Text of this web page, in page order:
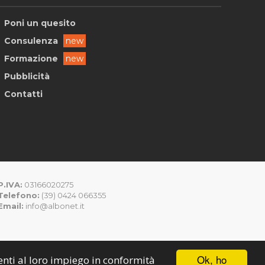
Ok, ho
al loro impiego in conformità
Poni un quesito
Consulenza
new
Formazione
new
Pubblicità
Contatti
03166020275
(39) 0424 066355
info@albonet.it